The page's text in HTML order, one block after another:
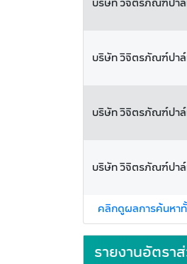
บริษัท วิจิตรภัณฑ์ปา
บริษัท วิจิตรภัณฑ์ปา
บริษัท วิจิตรภัณฑ์ปา
คลิกดูผลการค้นหา
รายงานอัตรา